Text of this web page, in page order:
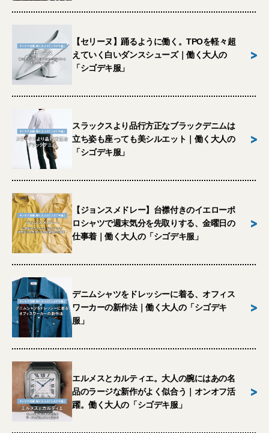
【セリーヌ】踊るように働く。TPOを軽々超
えていく白いダンスシューズ｜働く大人の
「シゴデキ服」
>
スラックスより品行方正なブラックデニムは
立ち姿も座っても美シルエット｜働く大人の
「シゴデキ服」
>
【ジョンスメドレー】台襟付きのイエローポ
ロシャツで週末気分を先取りする、金曜日の
仕事着｜働く大人の「シゴデキ服」
>
デニムシャツをドレッシーに着る、オフィス
ワーカーの新作法｜働く大人の「シゴデキ
服」
>
エルメスとカルティエ。大人の腕にはあの名
品のラージな新作がよく似合う｜オンオフ活
躍。働く大人の「シゴデキ服」
>